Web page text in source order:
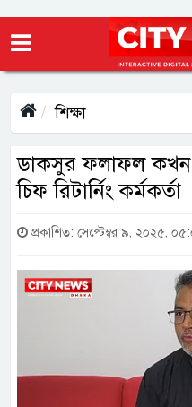
শিক্ষা
ডাকসুর ফলাফল কখন
চিফ রিটার্নিং কর্মকর্তা
প্রকাশিত: সেপ্টেম্বর ৯, ২০২৫,